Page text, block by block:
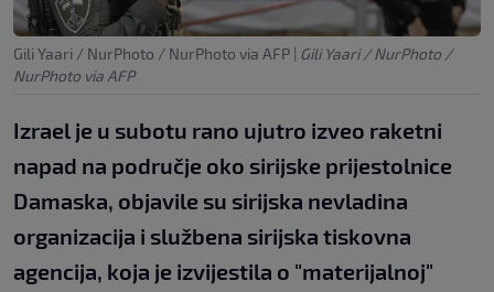
Gili Yaari / NurPhoto / NurPhoto via AFP | Gili Yaari / NurPhoto /
NurPhoto via AFP
Izrael je u subotu rano ujutro izveo raketni
napad na područje oko sirijske prijestolnice
Damaska, objavile su sirijska nevladina
organizacija i službena sirijska tiskovna
agencija, koja je izvijestila o "materijalnoj"